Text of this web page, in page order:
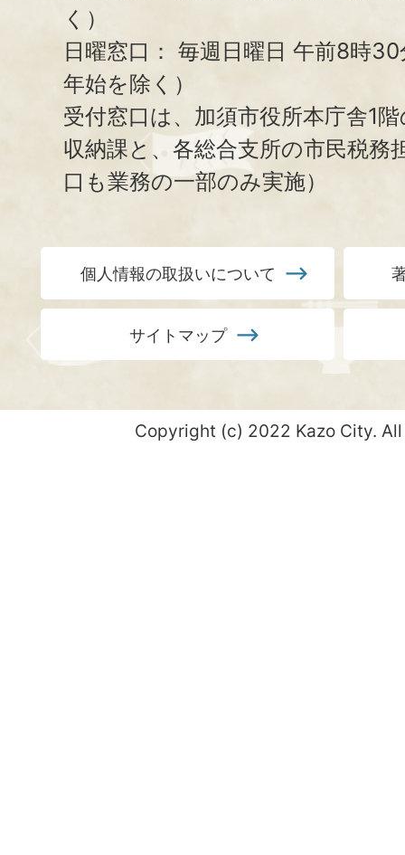
く）
日曜窓口： 毎週日曜日 午前8時
年始を除く）
受付窓口は、加須市役所本庁舎1
収納課と、 各総合支所の市民税務
口も業務の一部のみ実施）
個人情報の取扱いについて
サイトマップ
Copyright (c) 2022 Kazo City.